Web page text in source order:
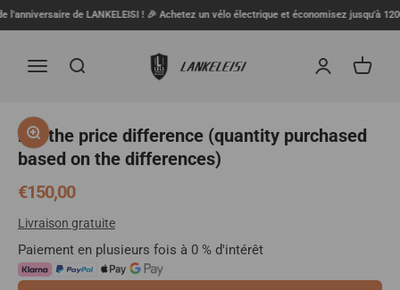
Skip to contentde LANKELEISI ! 🎉 Achetez un vélo électrique et économisez jusqu'à
Menu Search
LANKELEISI FR
Login
Cart
Zoom
For the price difference (quantity purchased
based on the differences)
Sale price
€150,00
Livraison gratuite
Paiement en plusieurs fois à 0 % d'intérêt